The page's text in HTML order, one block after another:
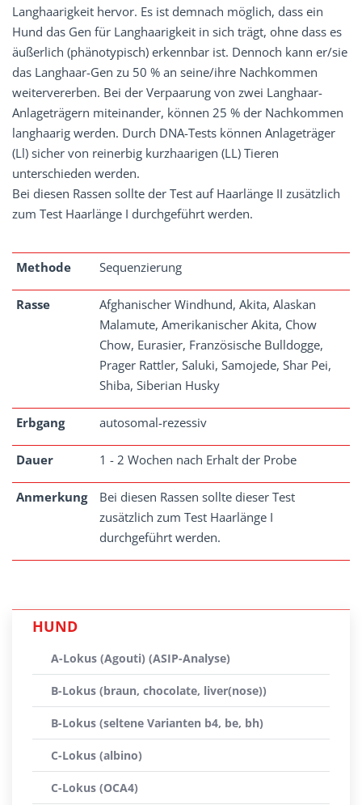
Langhaarigkeit hervor. Es ist demnach möglich, dass ein
Hund das Gen für Langhaarigkeit in sich trägt, ohne dass es
äußerlich (phänotypisch) erkennbar ist. Dennoch kann er/sie
das Langhaar-Gen zu 50 % an seine/ihre Nachkommen
weitervererben. Bei der Verpaarung von zwei Langhaar-
Anlageträgern miteinander, können 25 % der Nachkommen
langhaarig werden. Durch DNA-Tests können Anlageträger
(Ll) sicher von reinerbig kurzhaarigen (LL) Tieren
unterschieden werden.
Bei diesen Rassen sollte der Test auf Haarlänge II zusätzlich
zum Test Haarlänge I durchgeführt werden.
Methode Sequenzierung
Rasse
Afghanischer Windhund, Akita, Alaskan
Malamute, Amerikanischer Akita, Chow
Chow, Eurasier, Französische Bulldogge,
Prager Rattler, Saluki, Samojede, Shar Pei,
Shiba, Siberian Husky
Erbgang autosomal-rezessiv
Dauer 1 - 2 Wochen nach Erhalt der Probe
Anmerkung
Bei diesen Rassen sollte dieser Test
zusätzlich zum Test Haarlänge I
durchgeführt werden.
HUND
A-Lokus (Agouti) (ASIP-Analyse)
B-Lokus (braun, chocolate, liver(nose))
B-Lokus (seltene Varianten b4, be, bh)
C-Lokus (albino)
C-Lokus (OCA4)